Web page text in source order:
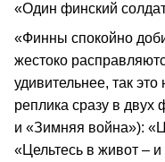
«Один финский
«Финны спокойно
жестоко
удивительнее, так
реплика сразу в
и «Зимняя война»):
«Цельтесь в живот –